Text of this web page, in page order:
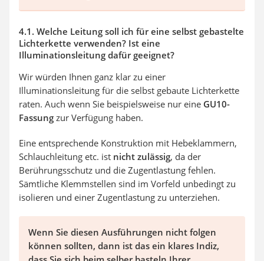
4.1. Welche Leitung soll ich für eine selbst gebastelte
Lichterkette verwenden? Ist eine
Illuminationsleitung dafür geeignet?
Wir würden Ihnen ganz klar zu einer
Illuminationsleitung für die selbst gebaute Lichterkette
raten. Auch wenn Sie beispielsweise nur eine GU10-
Fassung zur Verfügung haben.
Eine entsprechende Konstruktion mit Hebeklammern,
Schlauchleitung etc. ist nicht zulässig, da der
Berührungsschutz und die Zugentlastung fehlen.
Sämtliche Klemmstellen sind im Vorfeld unbedingt zu
isolieren und einer Zugentlastung zu unterziehen.
Wenn Sie diesen Ausführungen nicht folgen
können sollten, dann ist das ein klares Indiz,